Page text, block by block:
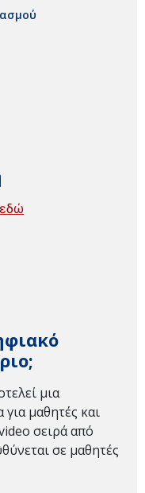
μια
μαθητές και
σειρά από
σε μαθητές
εδώ